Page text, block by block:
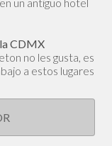
CDMX
no les gusta, es
a estos lugares